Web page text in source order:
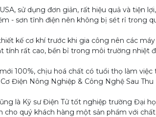
sử dụng đơn giản, rất hiệu quả và tiện
- sơn tĩnh điện nên không bị sét rỉ trong
kế cơ khí trước khi gia công nên các
tính rất cao, bền bỉ trong môi trường nhiệt
100%, chịu hoá chất có tuổi thọ làm
Điện Nông Nghiệp & Công Nghệ Sau Thu
là Kỹ sư Điện Tử tốt nghiệp trường Đại
quý khách hàng một sản phẩm với